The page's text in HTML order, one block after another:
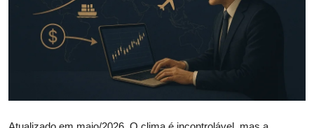
Newsletter
Radar Econômico